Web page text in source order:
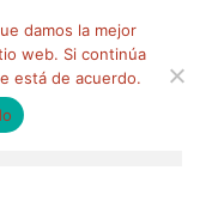
damos la mejor
web. Si continúa
está de acuerdo.